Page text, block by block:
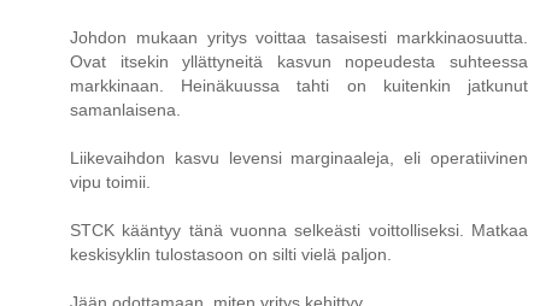
Johdon mukaan yritys voittaa tasaisesti markkinaosuutta.
Ovat itsekin yllättyneitä kasvun nopeudesta suhteessa
markkinaan. Heinäkuussa tahti on kuitenkin jatkunut
samanlaisena.
Liikevaihdon kasvu levensi marginaaleja, eli operatiivinen
vipu toimii.
STCK kääntyy tänä vuonna selkeästi voittolliseksi. Matkaa
keskisyklin tulostasoon on silti vielä paljon.
Jään odottamaan, miten yritys kehittyy.